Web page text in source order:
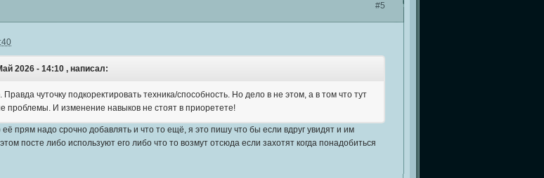
#5
2026 - 14:10 , написал:
чуточку подкоректировать техника/способность. Но дело в не этом, а в том что тут
проблемы. И изменение навыков не стоят в приоретете!
её прям надо срочно добавлять и что то ещё, я это пишу что бы если вдруг увидят и им
посте либо используют его либо что то возмут отсюда если захотят когда понадобиться